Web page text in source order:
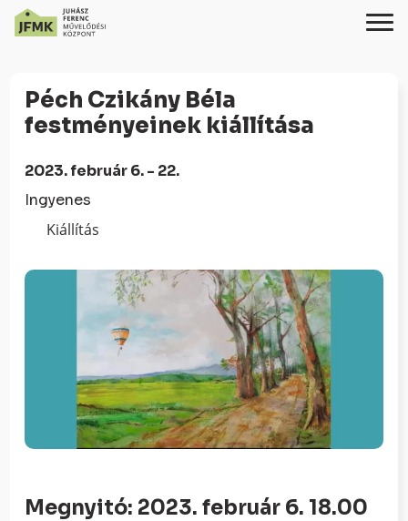
Content
navigációhoz
Péch Czikány Béla
festményeinek kiállítása
2023. február 6. - 22.
Ingyenes
Kiállítás
Megnyitó: 2023. február 6. 18.00